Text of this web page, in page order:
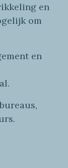
en
om
en
l.